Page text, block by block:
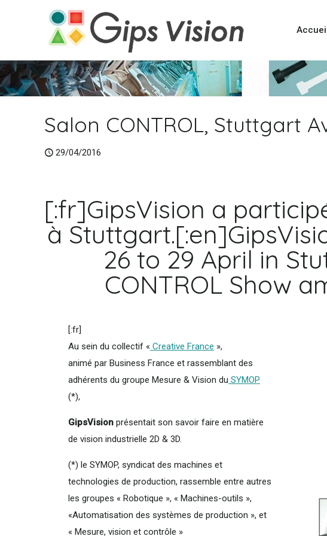
Salon CONTROL, Stuttgart
29/04/2016
[:fr]GipsVision a
à
26 to 29 April in
CONTROL Show
[:fr]
Au sein du collectif « Creative France »,
animé par Business France et rassemblant des
adhérents du groupe Mesure & Vision du SYMOP
(*),
GipsVision présentait son savoir faire en matière
de vision industrielle 2D & 3D.
(*) le SYMOP, syndicat des machines et
technologies de production, rassemble entre autres
les groupes « Robotique », « Machines-outils »,
«Automatisation des systèmes de production », et
« Mesure, vision et contrôle »